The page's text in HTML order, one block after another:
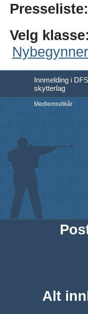
Presseliste:
Velg klasse:
Innmelding i DFS
skytterlag
Medlemsvilkår
Alt